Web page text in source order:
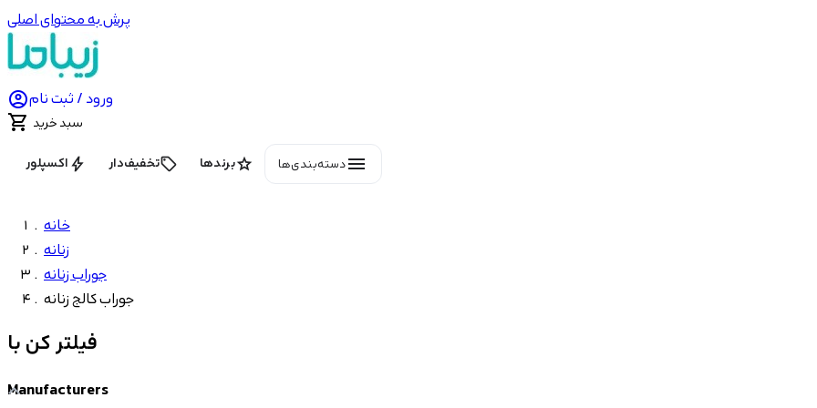
پرش به محتوای اصلی
ورود / ثبت نام
 سبد خرید
menuدسته‌بندی‌ها starبرندها local_offerتخفیف‌دار boltاکسپلور
خانه
زنانه
جوراب زنانه
جوراب کالج زنانه
فیلتر کن با
Manufacturers